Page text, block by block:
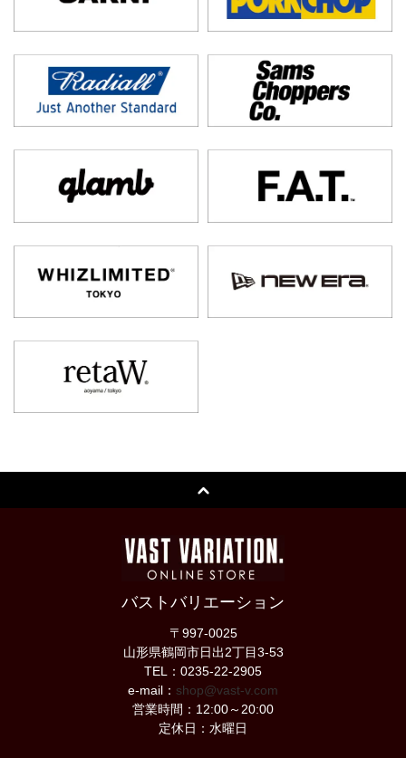
バストバリエーション
〒997-0025
山形県鶴岡市日出2丁目3-53
TEL：0235-22-2905
e-mail： shop@vast-v.com
営業時間：12:00～20:00
定休日：水曜日